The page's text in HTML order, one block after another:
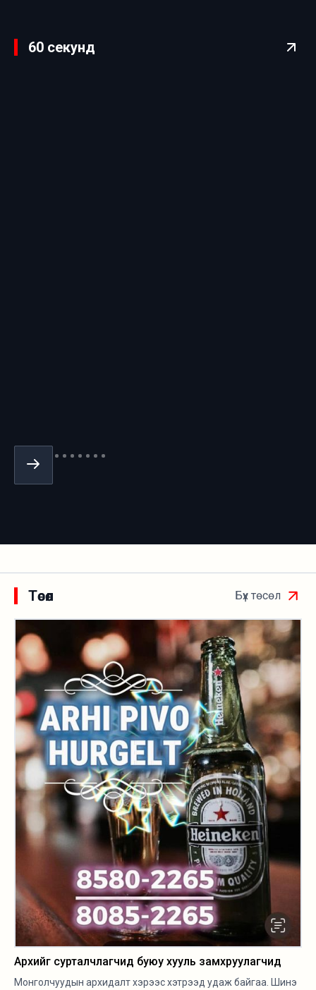
60 секунд
Төсөл Бүх төсөл
Архийг сурталчлагчид буюу хууль замхруулагчид
Монголчуудын архидалт хэрээс хэтрээд удаж байгаа. Шинэ